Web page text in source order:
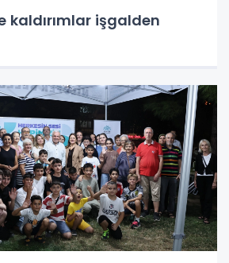
kaldırımlar işgalden